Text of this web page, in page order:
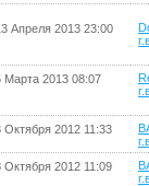
Апреля 2013 23:00
Марта 2013 08:07
Октября 2012 11:33
Октября 2012 11:09